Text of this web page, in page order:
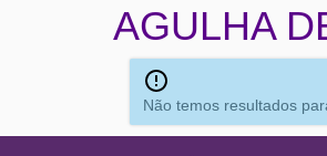
AGULHA
Não temos resultados